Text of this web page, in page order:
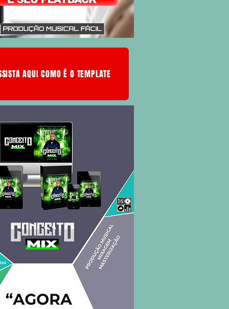
AQUI COMO É O TEMPLATE